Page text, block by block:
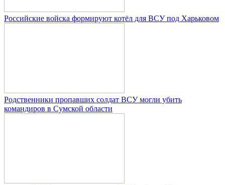
Российские войска формируют котёл для ВСУ под Харьковом
Родственники пропавших солдат ВСУ могли убить
командиров в Сумской области